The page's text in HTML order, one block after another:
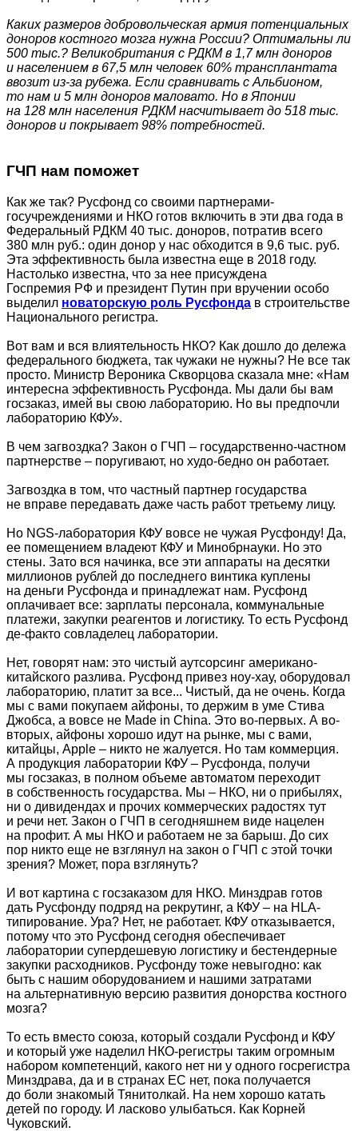
Каких размеров добровольческая армия потенциальных
доноров костного мозга нужна России? Оптимальны ли
500 тыс.? Великобритания с РДКМ в 1,7 млн доноров
и населением в 67,5 млн человек 60% трансплантата
ввозит из-за рубежа. Если сравнивать с Альбионом,
то нам и 5 млн доноров маловато. Но в Японии
на 128 млн населения РДКМ насчитывает до 518 тыс.
доноров и покрывает 98% потребностей.
ГЧП нам поможет
Как же так? Русфонд со своими партнерами-
госучреждениями и НКО готов включить в эти два года в
Федеральный РДКМ 40 тыс. доноров, потратив всего
380 млн руб.: один донор у нас обходится в 9,6 тыс. руб.
Эта эффективность была известна еще в 2018 году.
Настолько известна, что за нее присуждена
Госпремия РФ и президент Путин при вручении особо
выделил новаторскую роль Русфонда в строительстве
Национального регистра.
Вот вам и вся влиятельность НКО? Как дошло до дележа
федерального бюджета, так чужаки не нужны? Не все так
просто. Министр Вероника Скворцова сказала мне: «Нам
интересна эффективность Русфонда. Мы дали бы вам
госзаказ, имей вы свою лабораторию. Но вы предпочли
лабораторию КФУ».
В чем загвоздка? Закон о ГЧП – государственно-частном
партнерстве – поругивают, но худо-бедно он работает.
Загвоздка в том, что частный партнер государства
не вправе передавать даже часть работ третьему лицу.
Но NGS-лаборатория КФУ вовсе не чужая Русфонду! Да,
ее помещением владеют КФУ и Минобрнауки. Но это
стены. Зато вся начинка, все эти аппараты на десятки
миллионов рублей до последнего винтика куплены
на деньги Русфонда и принадлежат нам. Русфонд
оплачивает все: зарплаты персонала, коммунальные
платежи, закупки реагентов и логистику. То есть Русфонд
де-факто совладелец лаборатории.
Нет, говорят нам: это чистый аутсорсинг американо-
китайского разлива. Русфонд привез ноу-хау, оборудовал
лабораторию, платит за все... Чистый, да не очень. Когда
мы с вами покупаем айфоны, то держим в уме Стива
Джобса, а вовсе не Made in China. Это во-первых. А во-
вторых, айфоны хорошо идут на рынке, мы с вами,
китайцы, Apple – никто не жалуется. Но там коммерция.
А продукция лаборатории КФУ – Русфонда, получи
мы госзаказ, в полном объеме автоматом переходит
в собственность государства. Мы – НКО, ни о прибылях,
ни о дивидендах и прочих коммерческих радостях тут
и речи нет. Закон о ГЧП в сегодняшнем виде нацелен
на профит. А мы НКО и работаем не за барыш. До сих
пор никто еще не взглянул на закон о ГЧП с этой точки
зрения? Может, пора взглянуть?
И вот картина с госзаказом для НКО. Минздрав готов
дать Русфонду подряд на рекрутинг, а КФУ – на HLA-
типирование. Ура? Нет, не работает. КФУ отказывается,
потому что это Русфонд сегодня обеспечивает
лаборатории супердешевую логистику и бестендерные
закупки расходников. Русфонду тоже невыгодно: как
быть с нашим оборудованием и нашими затратами
на альтернативную версию развития донорства костного
мозга?
То есть вместо союза, который создали Русфонд и КФУ
и который уже наделил НКО-регистры таким огромным
набором компетенций, какого нет ни у одного госрегистра
Минздрава, да и в странах ЕС нет, пока получается
до боли знакомый Тянитолкай. На нем хорошо катать
детей по городу. И ласково улыбаться. Как Корней
Чуковский.